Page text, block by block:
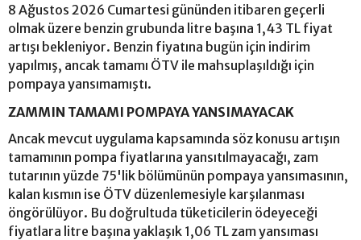
8 Ağustos 2026 Cumartesi gününden itibaren geçerli
olmak üzere benzin grubunda litre başına 1,43 TL fiyat
artışı bekleniyor. Benzin fiyatına bugün için indirim
yapılmış, ancak tamamı ÖTV ile mahsuplaşıldığı için
pompaya yansımamıştı.
ZAMMIN TAMAMI POMPAYA YANSIMAYACAK
Ancak mevcut uygulama kapsamında söz konusu artışın
tamamının pompa fiyatlarına yansıtılmayacağı, zam
tutarının yüzde 75'lik bölümünün pompaya yansımasının,
kalan kısmın ise ÖTV düzenlemesiyle karşılanması
öngörülüyor. Bu doğrultuda tüketicilerin ödeyeceği
fiyatlara litre başına yaklaşık 1,06 TL zam yansıması